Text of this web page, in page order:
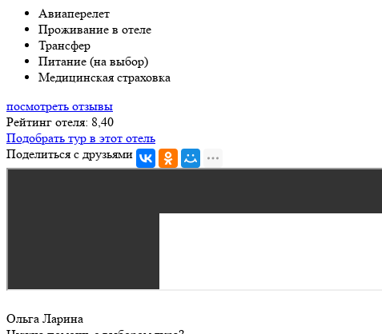
Авиаперелет
Проживание в отеле
Трансфер
Питание (на выбор)
Медицинская страховка
посмотреть отзывы
Рейтинг отеля: 8,40
Подобрать тур в этот отель
Поделиться с друзьями
Ольга Ларина